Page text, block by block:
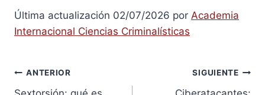
Última actualización 02/07/2026 por Academia
Internacional Ciencias Criminalísticas
Navegación
ANTERIOR SIGUIENTE